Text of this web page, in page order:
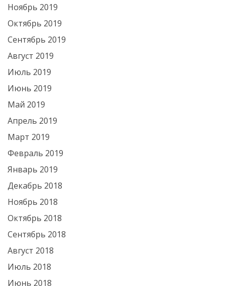
Ноябрь 2019
Октябрь 2019
Сентябрь 2019
Август 2019
Июль 2019
Июнь 2019
Май 2019
Апрель 2019
Март 2019
Февраль 2019
Январь 2019
Декабрь 2018
Ноябрь 2018
Октябрь 2018
Сентябрь 2018
Август 2018
Июль 2018
Июнь 2018